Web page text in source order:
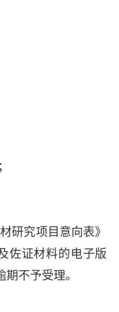
研究项目意向表》
佐证材料的电子版
不予受理。